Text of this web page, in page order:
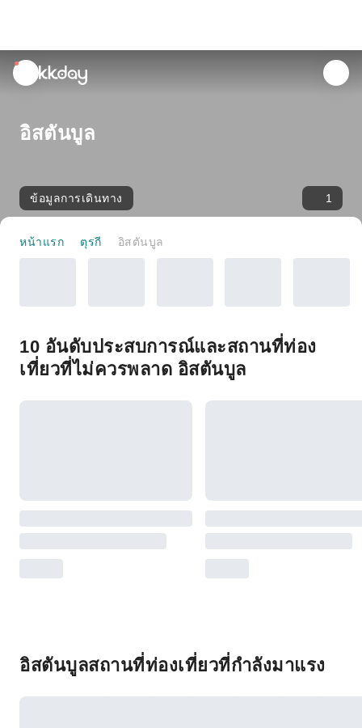
unread
notifications
อิสตันบูล
ข้อมูลการเดินทาง 1
หน้าแรก ตุรกี อิสตันบูล
10 อันดับประสบการณ์และสถานที่ท่อง
เที่ยวที่ไม่ควรพลาด อิสตันบูล
อิสตันบูลสถานที่ท่องเที่ยวที่กำลังมาแรง